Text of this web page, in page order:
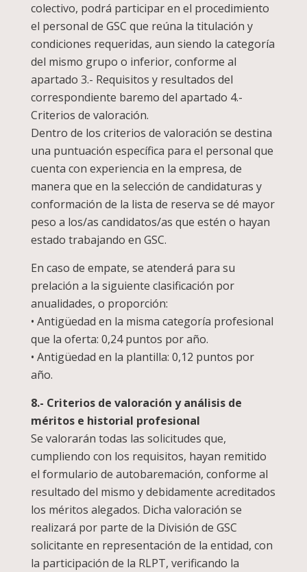
colectivo, podrá participar en el procedimiento
el personal de GSC que reúna la titulación y
condiciones requeridas, aun siendo la categoría
del mismo grupo o inferior, conforme al
apartado 3.- Requisitos y resultados del
correspondiente baremo del apartado 4.-
Criterios de valoración.
Dentro de los criterios de valoración se destina
una puntuación específica para el personal que
cuenta con experiencia en la empresa, de
manera que en la selección de candidaturas y
conformación de la lista de reserva se dé mayor
peso a los/as candidatos/as que estén o hayan
estado trabajando en GSC.
En caso de empate, se atenderá para su
prelación a la siguiente clasificación por
anualidades, o proporción:
• Antigüedad en la misma categoría profesional
que la oferta: 0,24 puntos por año.
• Antigüedad en la plantilla: 0,12 puntos por
año.
8.- Criterios de valoración y análisis de
méritos e historial profesional
Se valorarán todas las solicitudes que,
cumpliendo con los requisitos, hayan remitido
el formulario de autobaremación, conforme al
resultado del mismo y debidamente acreditados
los méritos alegados. Dicha valoración se
realizará por parte de la División de GSC
solicitante en representación de la entidad, con
la participación de la RLPT, verificando la